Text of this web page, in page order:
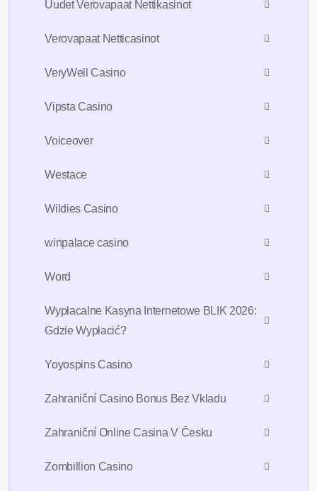
Uudet Verovapaat Nettikasinot
Verovapaat Netticasinot
VeryWell Casino
Vipsta Casino
Voiceover
Westace
Wildies Casino
winpalace casino
Word
Wypłacalne Kasyna Internetowe BLIK 2026:
Gdzie Wypłacić?
Yoyospins Casino
Zahraniční Casino Bonus Bez Vkladu
Zahraniční Online Casina V Česku
Zombillion Casino